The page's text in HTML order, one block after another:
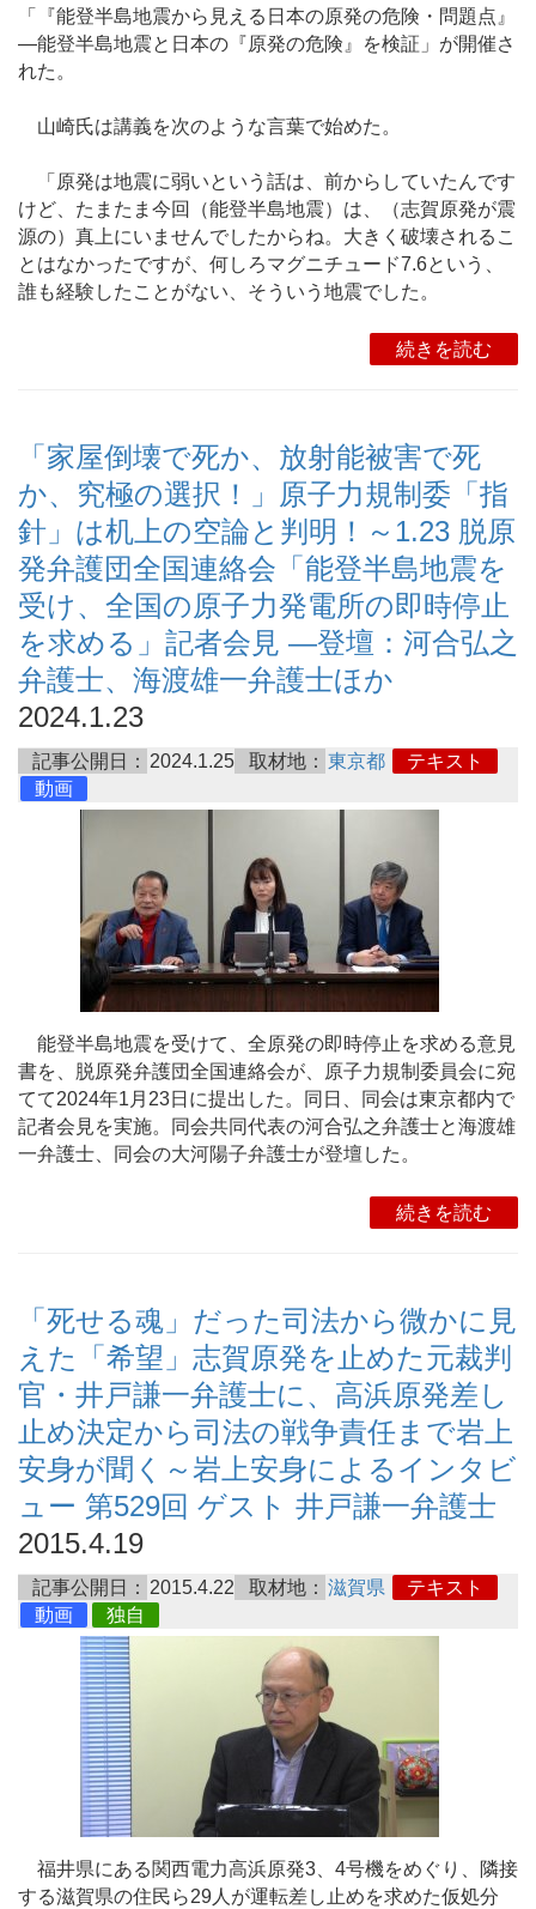
「『能登半島地震から見える日本の原発の危険・問題点』
―能登半島地震と日本の『原発の危険』を検証」が開催さ
れた。
山崎氏は講義を次のような言葉で始めた。
「原発は地震に弱いという話は、前からしていたんです
けど、たまたま今回（能登半島地震）は、（志賀原発が震
源の）真上にいませんでしたからね。大きく破壊されるこ
とはなかったですが、何しろマグニチュード7.6という、
誰も経験したことがない、そういう地震でした。
続きを読む
「家屋倒壊で死か、放射能被害で死
か、究極の選択！」原子力規制委「指
針」は机上の空論と判明！～1.23 脱原
発弁護団全国連絡会「能登半島地震を
受け、全国の原子力発電所の即時停止
を求める」記者会見 ―登壇：河合弘之
弁護士、海渡雄一弁護士ほか
2024.1.23
記事公開日： 2024.1.25 取材地： 東京都
テキスト
動画
能登半島地震を受けて、全原発の即時停止を求める意見
書を、脱原発弁護団全国連絡会が、原子力規制委員会に宛
てて2024年1月23日に提出した。同日、同会は東京都内で
記者会見を実施。同会共同代表の河合弘之弁護士と海渡雄
一弁護士、同会の大河陽子弁護士が登壇した。
続きを読む
「死せる魂」だった司法から微かに見
えた「希望」志賀原発を止めた元裁判
官・井戸謙一弁護士に、高浜原発差し
止め決定から司法の戦争責任まで岩上
安身が聞く～岩上安身によるインタビ
ュー 第529回 ゲスト 井戸謙一弁護士
2015.4.19
記事公開日： 2015.4.22 取材地： 滋賀県
テキスト
動画
独自
福井県にある関西電力高浜原発3、4号機をめぐり、隣接
する滋賀県の住民ら29人が運転差し止めを求めた仮処分